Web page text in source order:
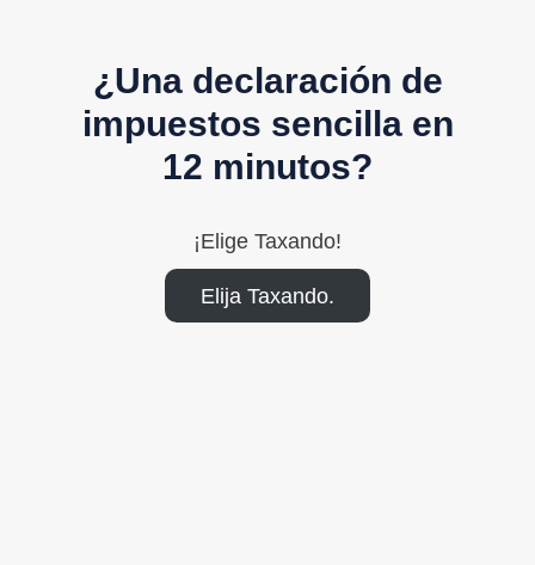
¿Una declaración de
impuestos sencilla en
12 minutos?
¡Elige Taxando!
Elija Taxando.